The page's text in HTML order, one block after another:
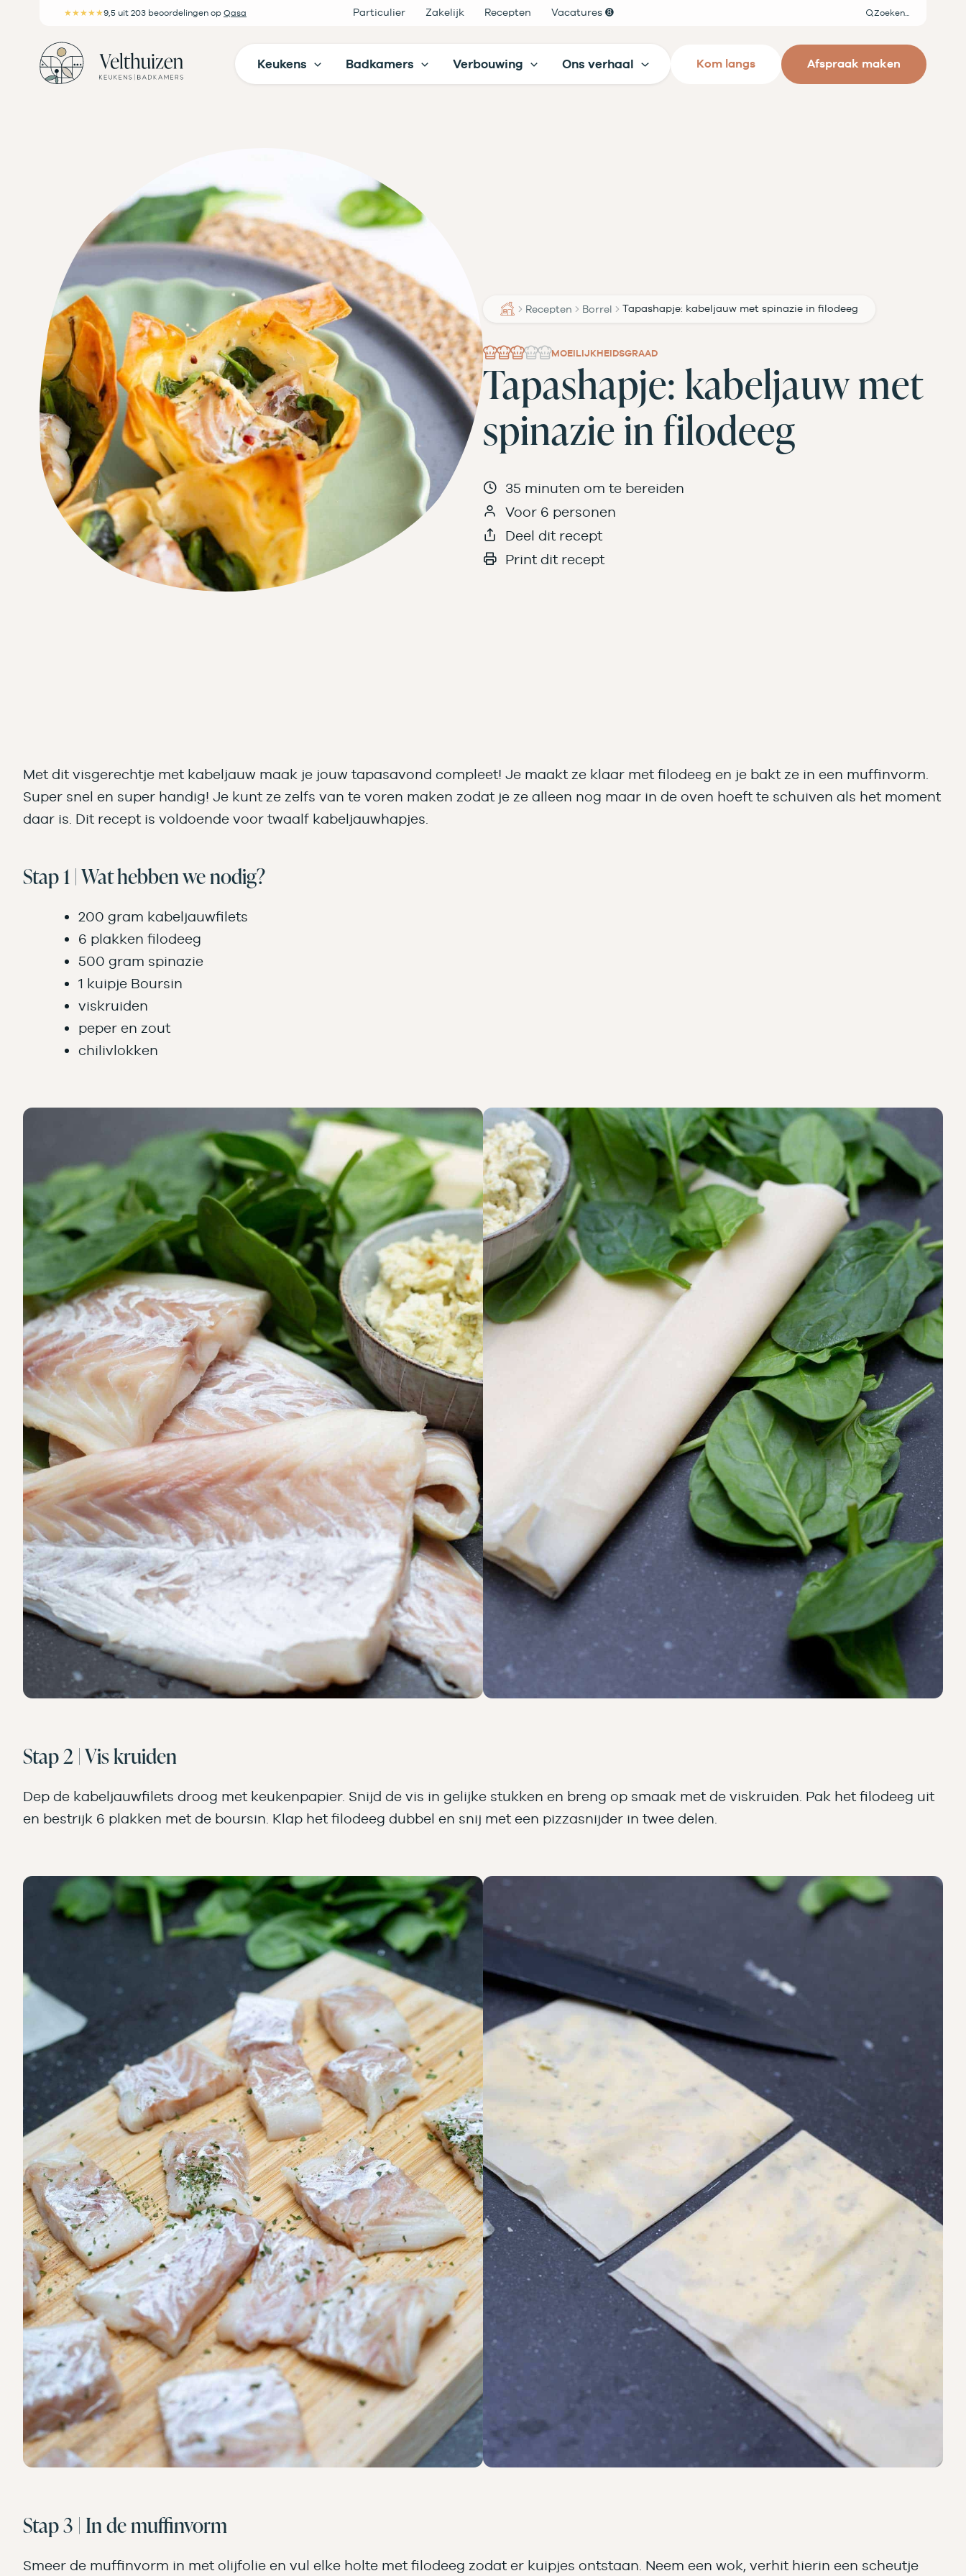
inhoud
★★★★★9,5 uit 203 beoordelingen op Qasa Particulier Zakelijk Recepten Vacatures ➑ Zoeken
Keukens Badkamers Verbouwing Ons verhaal Kom langs Afspraak maken
Recepten Borrel Tapashapje: kabeljauw met spinazie in filodeeg
MOEILIJKHEIDSGRAAD
Tapashapje: kabeljauw met
spinazie in filodeeg
35 minuten om te bereiden
Voor 6 personen
Deel dit recept
Print dit recept
Met dit visgerechtje met kabeljauw maak je jouw tapasavond compleet! Je maakt ze klaar met filodeeg en je bakt ze in een muffinvorm.
Super snel en super handig! Je kunt ze zelfs van te voren maken zodat je ze alleen nog maar in de oven hoeft te schuiven als het moment
daar is. Dit recept is voldoende voor twaalf kabeljauwhapjes.
Stap 1 | Wat hebben we nodig?
200 gram kabeljauwfilets
6 plakken filodeeg
500 gram spinazie
1 kuipje Boursin
viskruiden
peper en zout
chilivlokken
Stap 2 | Vis kruiden
Dep de kabeljauwfilets droog met keukenpapier. Snijd de vis in gelijke stukken en breng op smaak met de viskruiden. Pak het filodeeg uit
en bestrijk 6 plakken met de boursin. Klap het filodeeg dubbel en snij met een pizzasnijder in twee delen.
Stap 3 | In de muffinvorm
Smeer de muffinvorm in met olijfolie en vul elke holte met filodeeg zodat er kuipjes ontstaan. Neem een wok, verhit hierin een scheutje